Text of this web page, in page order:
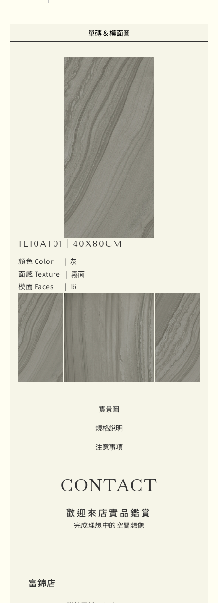
單磚 & 模面圖
實景圖
規格說明
注意事項
ILI0AT01｜40X80CM
顏色 Color | 灰
面感 Texture | 霧面
模面 Faces | 16
CONTACT
歡迎來店實品鑑賞
完成理想中的空間想像
富錦店